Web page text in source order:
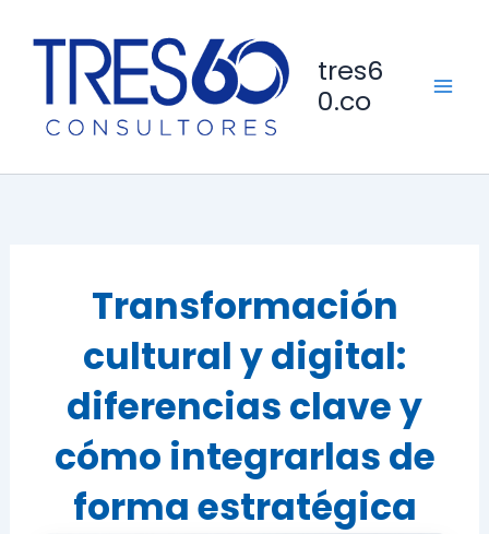
contenido
tres6
0.co
Transformación
cultural y digital:
diferencias clave y
cómo integrarlas de
forma estratégica